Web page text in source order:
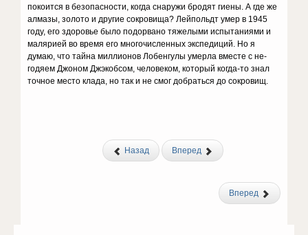
покоится в безопасности, когда снаружи бродят гиены. А где же
алмазы, золото и другие со­кровища? Лейпольдт умер в 1945
году, его здоровье было подорвано тяжелыми испытаниями и
малярией во время его многочисленных экспедиций. Но я
думаю, что тайна миллионов Лобенгулы умерла вместе с не­
годяем Джоном Джэкобсом, человеком, который когда-то знал
точное место клада, но так и не смог добраться до сокровищ.
Назад Вперед
Вперед